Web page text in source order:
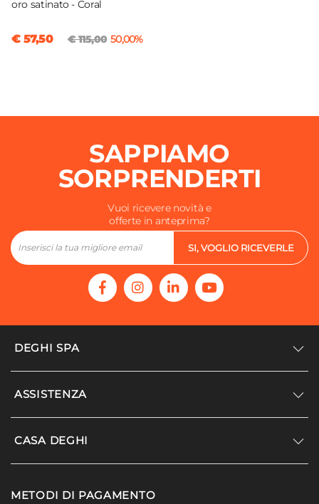
oro satinato - Coral
€ 57,50 € 115,00 50,00%
SAPPIAMO
SORPRENDERTI
Vuoi ricevere novità e
offerte in anteprima?
SI, VOGLIO RICEVERLE
DEGHI SPA
Accedi/Registrati
Modello organizzativo e codice etico
ASSISTENZA
Supporto
Agevolazioni fiscali
CASA DEGHI
I nostri luoghi
METODI DI PAGAMENTO